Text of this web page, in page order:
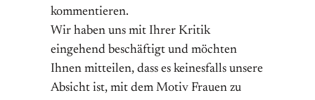
kommentieren.
Wir haben uns mit Ihrer Kritik
eingehend beschäftigt und möchten
Ihnen mitteilen, dass es keinesfalls unsere
Absicht ist, mit dem Motiv Frauen zu